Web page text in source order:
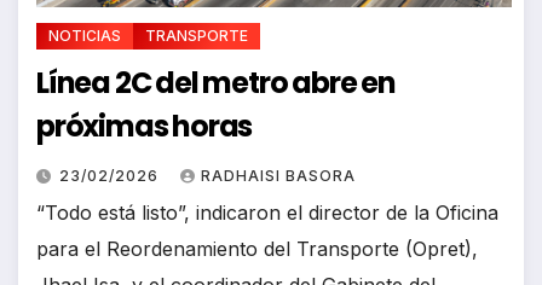
NOTICIAS TRANSPORTE
Línea 2C del metro abre en
próximas horas
23/02/2026 RADHAISI BASORA
“Todo está listo”, indicaron el director de la Oficina
para el Reordenamiento del Transporte (Opret),